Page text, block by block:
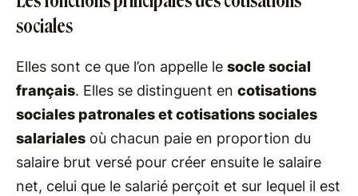
sociales
Elles sont ce que l’on appelle le socle social
français. Elles se distinguent en cotisations
sociales patronales et cotisations sociales
salariales où chacun paie en proportion du
salaire brut versé pour créer ensuite le salaire
net, celui que le salarié perçoit et sur lequel il est